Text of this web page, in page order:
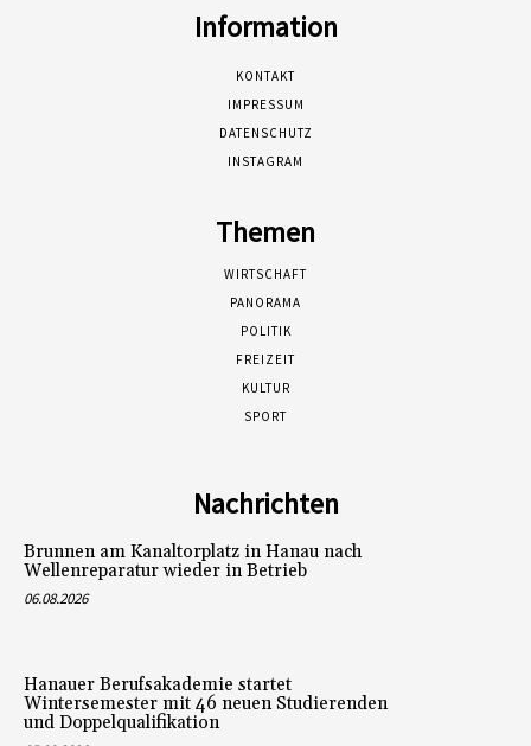
Information
KONTAKT
IMPRESSUM
DATENSCHUTZ
INSTAGRAM
Themen
WIRTSCHAFT
PANORAMA
POLITIK
FREIZEIT
KULTUR
SPORT
Nachrichten
Brunnen am Kanaltorplatz in Hanau nach
Wellenreparatur wieder in Betrieb
06.08.2026
Hanauer Berufsakademie startet
Wintersemester mit 46 neuen Studierenden
und Doppelqualifikation